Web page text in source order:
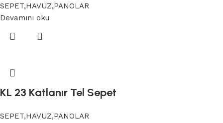
SEPET,HAVUZ,PANOLAR
Devamını oku
KL 23 Katlanır Tel Sepet
SEPET,HAVUZ,PANOLAR